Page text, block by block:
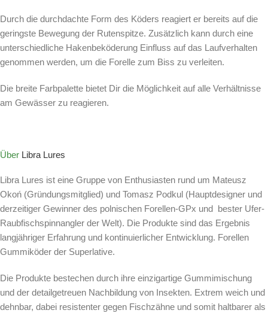
Durch die durchdachte Form des Köders reagiert er bereits auf die
geringste Bewegung der Rutenspitze. Zusätzlich kann durch eine
unterschiedliche Hakenbeköderung Einfluss auf das Laufverhalten
genommen werden, um die Forelle zum Biss zu verleiten.
Die breite Farbpalette bietet Dir die Möglichkeit auf alle Verhältnisse
am Gewässer zu reagieren.
Über Libra Lures
Libra Lures ist eine Gruppe von Enthusiasten rund um Mateusz
Okoń (Gründungsmitglied) und Tomasz Podkul (Hauptdesigner und
derzeitiger Gewinner des polnischen Forellen-GPx und bester Ufer-
Raubfischspinnangler der Welt). Die Produkte sind das Ergebnis
langjähriger Erfahrung und kontinuierlicher Entwicklung. Forellen
Gummiköder der Superlative.
Die Produkte bestechen durch ihre einzigartige Gummimischung
und der detailgetreuen Nachbildung von Insekten. Extrem weich und
dehnbar, dabei resistenter gegen Fischzähne und somit haltbarer als